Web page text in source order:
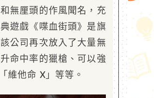
無厘頭的作風聞名，充
遊戲《喋血街頭》是旗
公司再次放入了大量無
命中率的獵槍、可以強
維他命 X」等等。